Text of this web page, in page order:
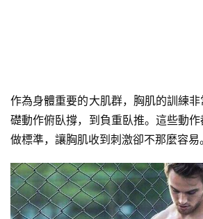
作為身體重要的大肌群，胸肌的訓練
礎動作俯臥撐，到負重臥推。這些動
做標準，讓胸肌收到刺激卻不那麼容易。